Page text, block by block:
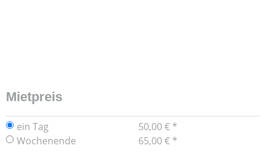
Mietpreis
ein Tag
50,00 € *
Wochenende
65,00 € *